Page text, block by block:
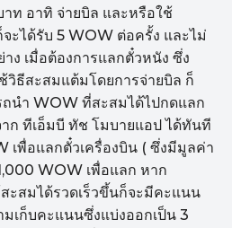
ท อาทิ จ่ายบิล และหรือใช้
ได้รับ 5 WOW ต่อครั้ง และไม่
ง เมื่อต้องการแลกตั๋วหนัง ซึ่ง
วิธีสะสมแต้มโดยการจ่ายบิล ก็
ถนำ WOW ที่สะสมได้ไปกดแลก
าก ทีเอ็มบี ทัช โมบายแอป ได้ทันที
เพื่อแลกตั๋วเครื่องบิน ( ซึ่งมีมูลค่า
WOW เพื่อแลก หาก
ะสมได้รวดเร็วขึ้นก็จะมีคะแนน
เก็บคะแนนซึ่งแบ่งออกเป็น 3